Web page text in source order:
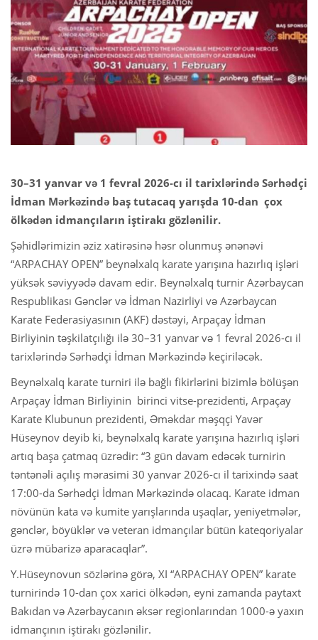
30–31 yanvar və 1 fevral 2026-cı il tarixlərində Sərhədçi
İdman Mərkəzində baş tutacaq yarışda 10-dan çox
ölkədən idmançıların iştirakı gözlənilir.
Şəhidlərimizin əziz xatirəsinə həsr olunmuş ənənəvi
“ARPACHAY OPEN” beynəlxalq karate yarışına hazırlıq işləri
yüksək səviyyədə davam edir. Beynəlxalq turnir Azərbaycan
Respublikası Gənclər və İdman Nazirliyi və Azərbaycan
Karate Federasiyasının (AKF) dəstəyi, Arpaçay İdman
Birliyinin təşkilatçılığı ilə 30–31 yanvar və 1 fevral 2026-cı il
tarixlərində Sərhədçi İdman Mərkəzində keçiriləcək.
Beynəlxalq karate turniri ilə bağlı fikirlərini bizimlə bölüşən
Arpaçay İdman Birliyinin birinci vitse-prezidenti, Arpaçay
Karate Klubunun prezidenti, Əməkdar məşqçi Yavər
Hüseynov deyib ki, beynəlxalq karate yarışına hazırlıq işləri
artıq başa çatmaq üzrədir: “3 gün davam edəcək turnirin
təntənəli açılış mərasimi 30 yanvar 2026-cı il tarixində saat
17:00-da Sərhədçi İdman Mərkəzində olacaq. Karate idman
növünün kata və kumite yarışlarında uşaqlar, yeniyetmələr,
gənclər, böyüklər və veteran idmançılar bütün kateqoriyalar
üzrə mübarizə aparacaqlar”.
Y.Hüseynovun sözlərinə görə, XI “ARPACHAY OPEN” karate
turnirində 10-dan çox xarici ölkədən, eyni zamanda paytaxt
Bakıdan və Azərbaycanın əksər regionlarından 1000-ə yaxın
idmançının iştirakı gözlənilir.